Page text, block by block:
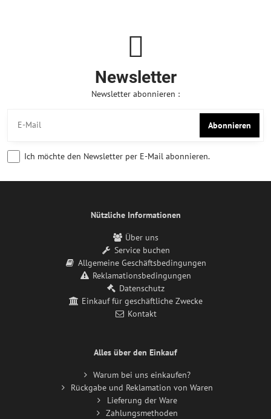
Newsletter
Newsletter abonnieren :
Abonnieren
Ich möchte den Newsletter per E-Mail abonnieren.
Nützliche Informationen
Über uns
Service buchen
Allgemeine Geschäftsbedingungen
Reklamationsbedingungen
Datenschutz
Einkauf für geschäftliche Zwecke
Kontakt
Alles über den Einkauf
Warum bei uns einkaufen?
Rückgabe und Reklamation von Waren
Lieferung der Ware
Zahlungsmethoden